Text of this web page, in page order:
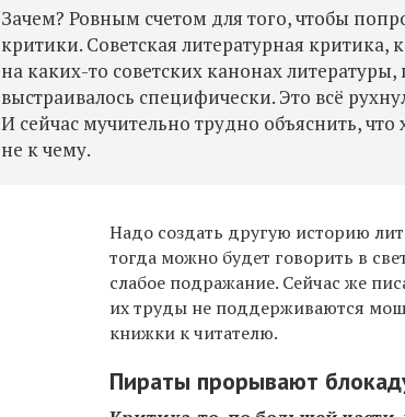
Зачем? Ровным счетом для того, чтобы
критики. Советская литературная
на каких-то советских канонах
выстраивалось специфически. Это всё
И сейчас мучительно трудно объяснить,
не к чему.
Надо создать другую историю
тогда можно будет говорить в
слабое подражание. Сейчас же
их труды не поддерживаются
книжки к читателю.
Пираты прорывают